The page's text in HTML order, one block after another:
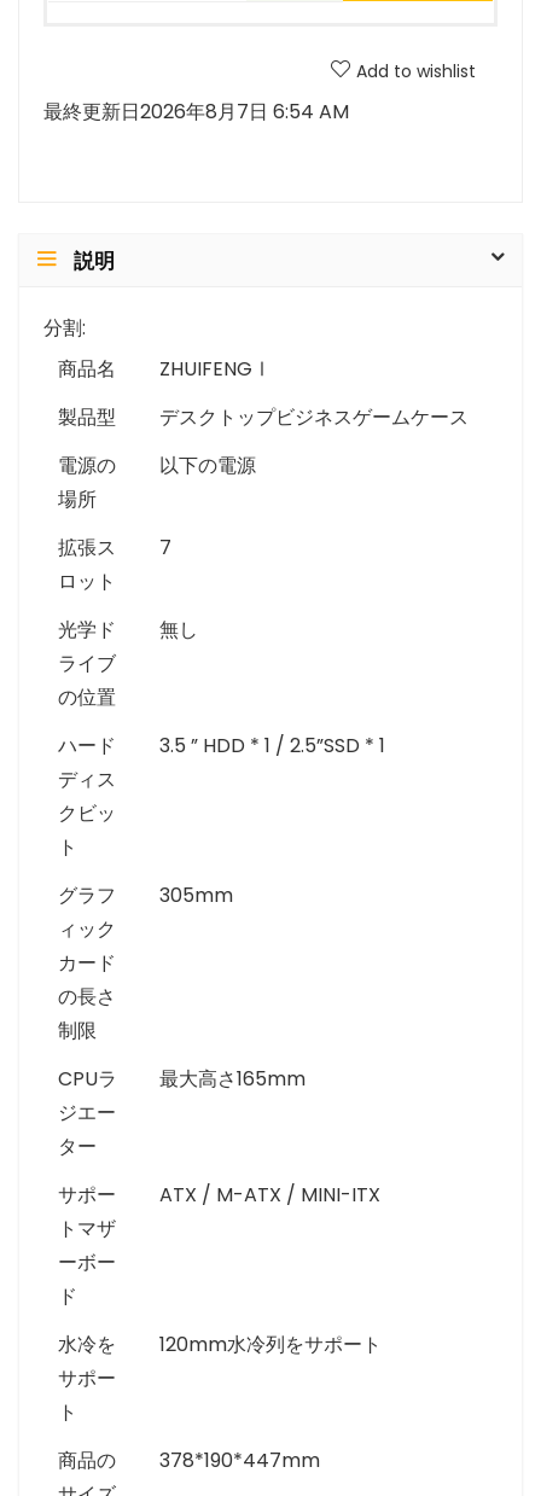
Add to wishlist
最終更新日2026年8月7日 6:54 AM
説明
分割:
商品名
ZHUIFENGⅠ
製品型
デスクトップビジネスゲームケース
電源の
場所
以下の電源
拡張ス
ロット
7
光学ド
ライブ
の位置
無し
ハード
ディス
クビッ
ト
3.5 ” HDD * 1 / 2.5”SSD * 1
グラフ
ィック
カード
の長さ
制限
305mm
CPUラ
ジエー
ター
最大高さ165mm
サポー
トマザ
ーボー
ド
ATX / M-ATX / MINI-ITX
水冷を
サポー
ト
120mm水冷列をサポート
商品の
378*190*447mm